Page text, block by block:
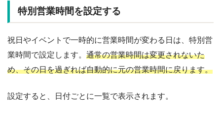
特別営業時間を設定する
祝日やイベントで一時的に営業時間が変わる日は、特別営
業時間で設定します。 通常の営業時間は変更されないた
め、その日を過ぎれば自動的に元の営業時間に戻ります。
設定すると、日付ごとに一覧で表示されます。